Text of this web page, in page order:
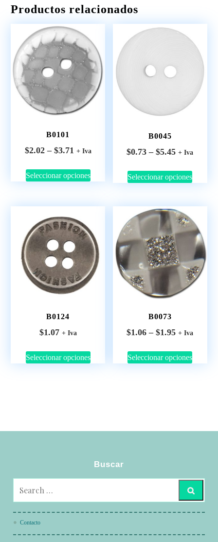
Productos relacionados
B0101
$2.02 – $3.71 + Iva
Seleccionar opciones
B0045
$0.73 – $5.45 + Iva
Seleccionar opciones
B0124
$1.07 + Iva
Seleccionar opciones
B0073
$1.06 – $1.95 + Iva
Seleccionar opciones
Buscar
Contacto